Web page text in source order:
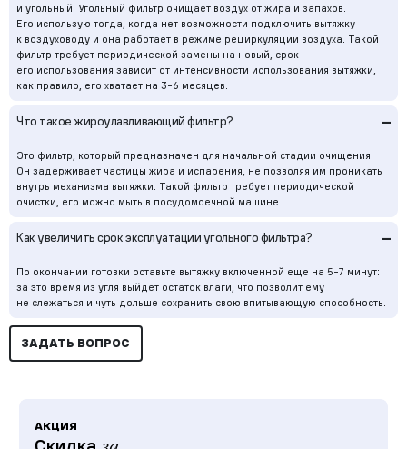
и угольный. Угольный фильтр очищает воздух от жира и запахов.
Его использую тогда, когда нет возможности подключить вытяжку
к воздуховоду и она работает в режиме рециркуляции воздуха. Такой
фильтр требует периодической замены на новый, срок
его использования зависит от интенсивности использования вытяжки,
как правило, его хватает на3-6 месяцев.
Что такое жироулавливающий фильтр? –
Это фильтр, который предназначен для начальной стадии очищения.
Он задерживает частицы жира и испарения, не позволяя им проникать
внутрь механизма вытяжки. Такой фильтр требует периодической
очистки, его можно мыть в посудомоечной машине.
Как увеличить срок эксплуатации угольного фильтра? –
По окончании готовки оставьте вытяжку включенной еще на5-7 минут:
за это время из угля выйдет остаток влаги, что позволит ему
не слежаться и чуть дольше сохранить свою впитывающую способность.
ЗАДАТЬ ВОПРОС
АКЦИЯ